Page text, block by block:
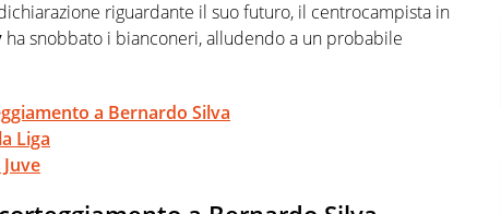
riguardante il suo futuro, il centrocampista in
ha snobbato i bianconeri, alludendo a un probabile
a Bernardo Silva
Liga